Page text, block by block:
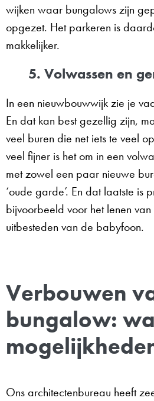
wijken waar bungalows zijn
opgezet. Het parkeren is
makkelijker.
5. Volwassen en
In een nieuwbouwwijk zie je
En dat kan best gezellig zijn,
veel buren die net iets te veel
veel fijner is het om in een
met zowel een paar nieuwe
‘oude garde’. En dat laatste is
bijvoorbeeld voor het lenen
uitbesteden van de babyfoon.
Verbouwen
bungalow:
Ons architectenbureau heeft